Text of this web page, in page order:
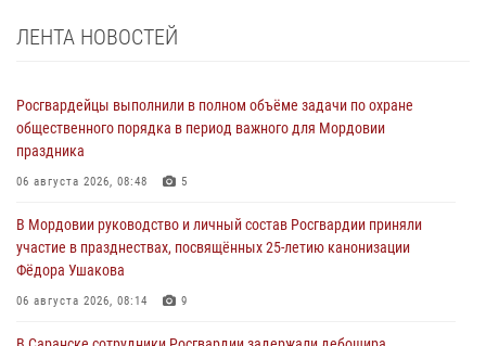
ЛЕНТА НОВОСТЕЙ
Росгвардейцы выполнили в полном объёме задачи по охране
общественного порядка в период важного для Мордовии
праздника
06 августа 2026, 08:48 5
В Мордовии руководство и личный состав Росгвардии приняли
участие в празднествах, посвящённых 25-летию канонизации
Фёдора Ушакова
06 августа 2026, 08:14 9